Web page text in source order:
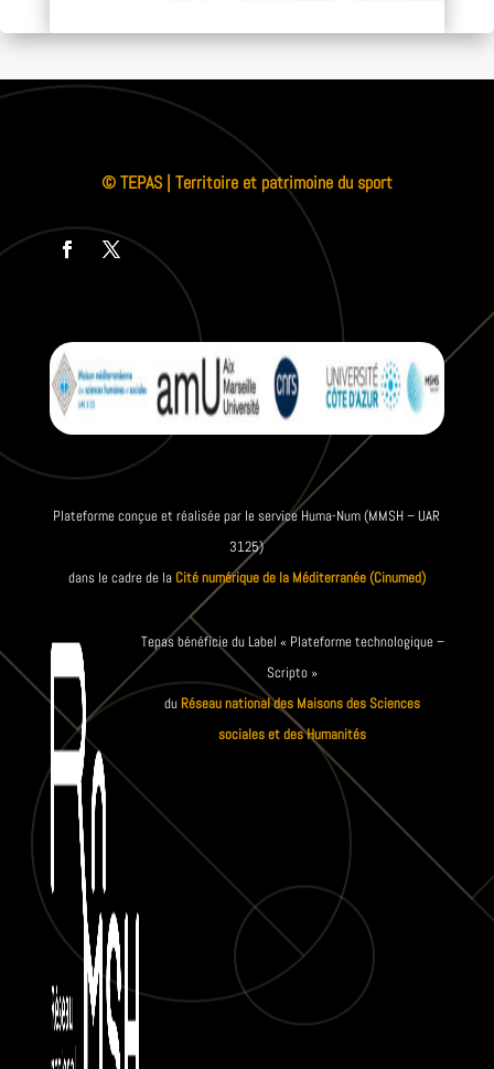
© TEPAS | Territoire et patrimoine du sport
Plateforme conçue et réalisée par le service Huma-Num (MMSH – UAR
3125)
dans le cadre de la Cité numérique de la Méditerranée (Cinumed)
Tepas bénéficie du Label « Plateforme technologique –
Scripto »
du Réseau national des Maisons des Sciences
sociales et des Humanités